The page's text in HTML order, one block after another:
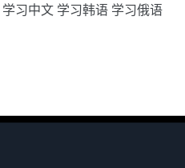
学习中文 学习韩语 学习俄语